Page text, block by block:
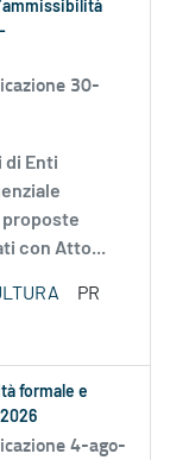
30-
di Enti
proposte
con Atto...
PR
formale e
4-ago-